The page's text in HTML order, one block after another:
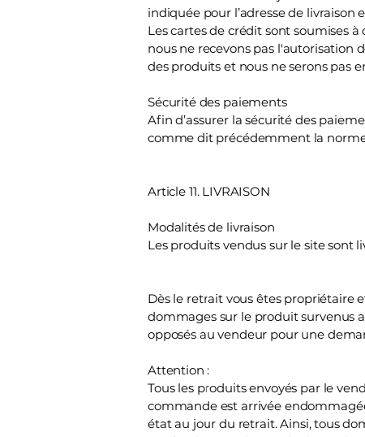
indiquée pour l’adresse de
Les cartes de crédit sont soumises
nous ne recevons pas l'autorisation
des produits et nous ne serons pas
Sécurité des paiements
Afin d’assurer la sécurité des
comme dit précédemment la norme
Article 11. LIVRAISON
Modalités de livraison
Les produits vendus sur le site
Dès le retrait vous êtes propriétaire
dommages sur le produit survenus
opposés au vendeur pour une
Attention :
Tous les produits envoyés par le
commande est arrivée
état au jour du retrait. Ainsi, tous